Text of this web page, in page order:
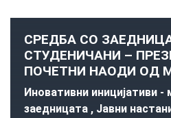
СРЕДБА СО
СТУДЕНИЧАНИ –
ПОЧЕТНИ НАОДИ ОД
Иновативни иницијативи
заедницата , Јавни